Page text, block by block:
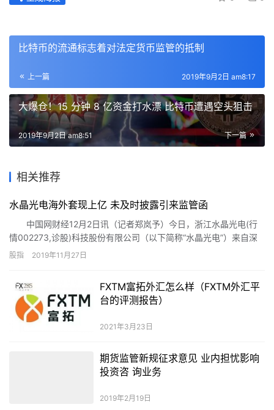
比特币的流通标志着对法定货币监管的抵制
上一篇 2019年9月2日 am8:17
大爆仓！15 分钟 8 亿资金打水漂 比特币遭遇空头狙击
下一篇
2019年9月2日 am8:51
相关推荐
水晶光电海外套现上亿 未及时披露引来监管函
中国网财经12月2日讯（记者郑岚予）今日，浙江水晶光电(行
情002273,诊股)科技股份有限公司（以下简称“水晶光电”）来自深
交所中小板公司管理部的监管函。
股指 2019年11月27日
FXTM富拓外汇怎么样（FXTM外汇平
台的评测报告）
2021年3月23日
期货监管新规征求意见 业内担忧影响
投资咨 询业务
2019年2月19日